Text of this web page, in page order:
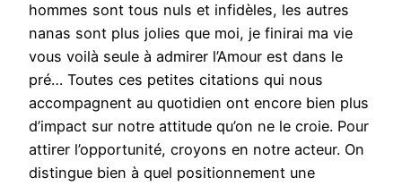
hommes sont tous nuls et infidèles, les autres
nanas sont plus jolies que moi, je finirai ma vie
vous voilà seule à admirer l’Amour est dans le
pré… Toutes ces petites citations qui nous
accompagnent au quotidien ont encore bien plus
d’impact sur notre attitude qu’on ne le croie. Pour
attirer l’opportunité, croyons en notre acteur. On
distingue bien à quel positionnement une